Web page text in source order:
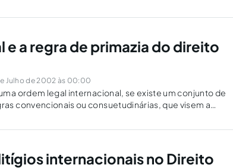
a regra de primazia do direito
Julho de 2002 às 00:00
ordem legal internacional, se existe um conjunto de
convencionais ou consuetudinárias, que visem a
internacionais no Direito